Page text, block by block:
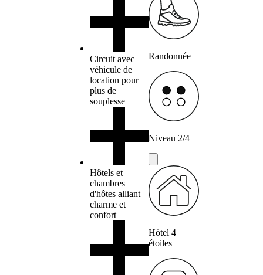
Circuit avec
véhicule de
location pour
plus de
souplesse
Hôtels et
chambres
d'hôtes alliant
charme et
confort
Randonnée
Niveau 2/4
Hôtel 4
étoiles